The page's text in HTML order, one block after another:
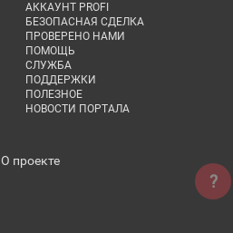
АККАУНТ PROFI
БЕЗОПАСНАЯ СДЕЛКА
ПРОВЕРЕНО НАМИ
ПОМОЩЬ
СЛУЖБА
ПОДДЕРЖКИ
ПОЛЕЗНОЕ
НОВОСТИ ПОРТАЛА
О проекте
?